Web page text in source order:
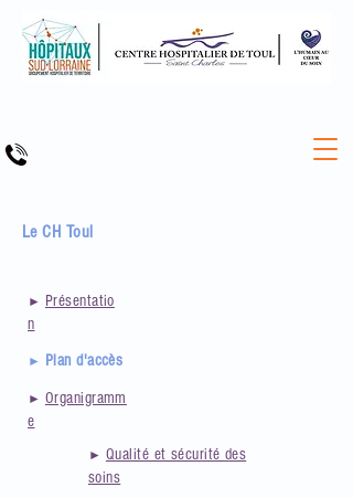
Le CH Toul
► Présentatio
n
► Plan d'accès
► Organigramm
e
► Qualité et sécurité des
soins